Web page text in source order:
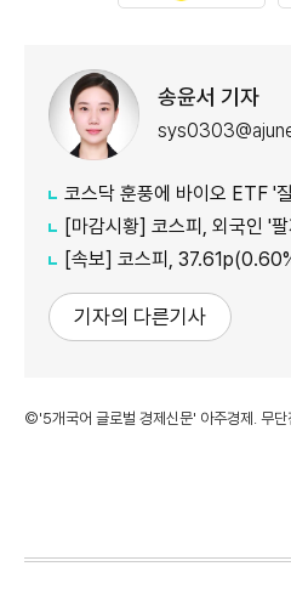
송윤서 기자
코스닥 훈풍에 바이오 ETF '
[마감시황] 코스피, 외국인 '팔자'
[속보] 코스피,
기자의 다른기사
©'5개국어 글로벌 경제신문' 아주경제. 무단